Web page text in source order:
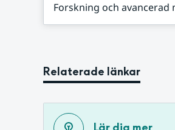
Forskning och
Relaterade länkar